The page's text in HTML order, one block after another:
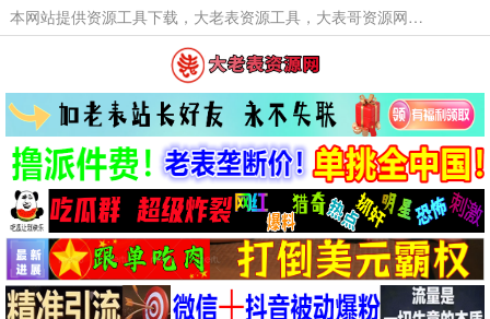
本网站提供资源工具下载，大老表资源工具，大表哥资源网软件工具，大老表资源下载，活动线报福利资源分享,活动线报，大型网游经典游戏，网络热门技术游戏辅助交流与分享。